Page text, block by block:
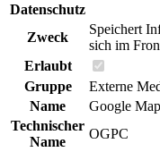
Datenschutz
Zweck
Speichert
sich im
Erlaubt
Gruppe
Externe
Name
Google
Technischer
Name
OGPC